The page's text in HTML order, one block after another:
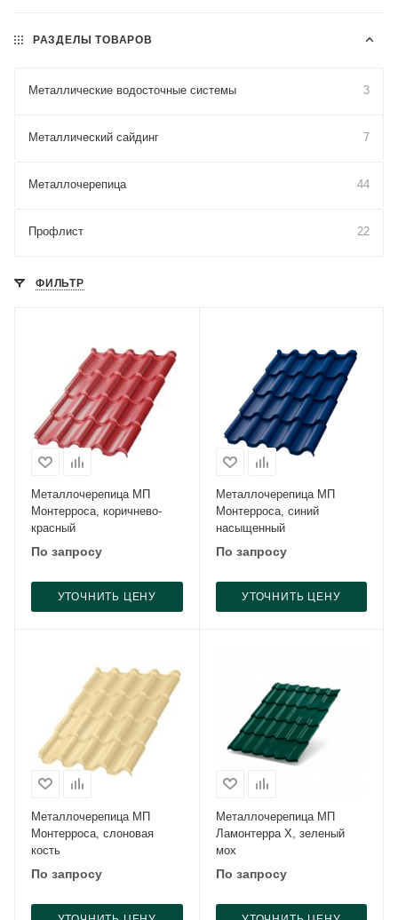
РАЗДЕЛЫ ТОВАРОВ
Металлические водосточные системы 3
Металлический сайдинг 7
Металлочерепица 44
Профлист 22
ФИЛЬТР
Металлочерепица МП
Монтерроса, коричнево-
красный
По запросу
УТОЧНИТЬ ЦЕНУ
Металлочерепица МП
Монтерроса, синий
насыщенный
По запросу
УТОЧНИТЬ ЦЕНУ
Металлочерепица МП
Монтерроса, слоновая
кость
По запросу
Металлочерепица МП
Ламонтерра X, зеленый
мох
По запросу